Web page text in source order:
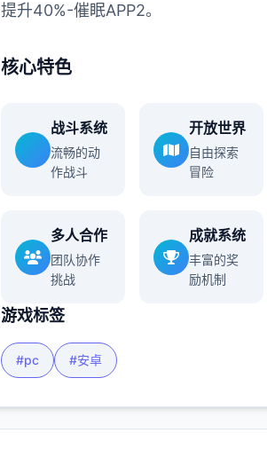
提升40%-催眠APP2。
核心特色
战斗系统
流畅的动
作战斗
开放世界
自由探索
冒险
多人合作
团队协作
挑战
成就系统
丰富的奖
励机制
游戏标签
#pc #安卓